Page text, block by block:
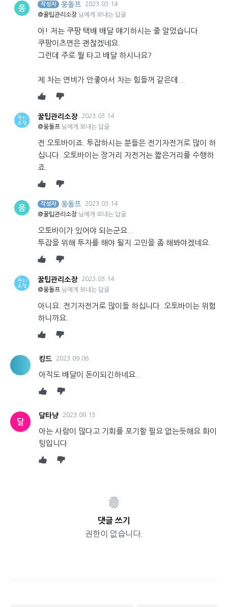
웅 작성자 웅돌프
2023.03.14
@꿀팁관리소장 님에게 보내는 답글
아! 저는 쿠팡 택배 배달 얘기하시는 줄 알었습니다.
쿠팡이츠면은 괜찮겠네요.
그런데 주로 뭘 타고 배달 하시나요?
제 차는 연비가 안좋아서 차는 힘들꺼 같은데...
꿀팁관리소장
2023.03.14
@웅돌프 님에게 보내는 답글
전 오토바이죠. 투잡하시는 분들은 전기자전거로 많이 하
십니다. 오토바이는 장거리 자전거는 짧은거리를 수행하
죠.
웅 작성자 웅돌프
2023.03.14
@꿀팁관리소장 님에게 보내는 답글
오토바이가 있어야 되는군요...
투잡을 위해 투자를 해야 될지 고민을 좀 해봐야겠네요.
꿀팁관리소장
2023.03.14
@웅돌프 님에게 보내는 답글
아니요. 전기자전거로 많이들 하십니다. 오토바이는 위험
하니까요.
킹드 2023.09.06
아직도 배달이 돈이되긴하네요..
달
달타냥 2023.09.13
아는 사람이 많다고 기회를 포기할 필요 없는듯해요 화이
팅입니다
댓글 쓰기
권한이 없습니다.